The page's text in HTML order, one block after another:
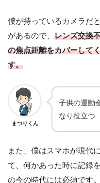
僕が持っているカメラだ
があるので、 レンズ交換
の焦点距離をカバーして
す。
まつりくん
子供の運動
なり役立つ
また、僕はスマホが現代
て、何かあった時に記録
の今の時代には必須です。